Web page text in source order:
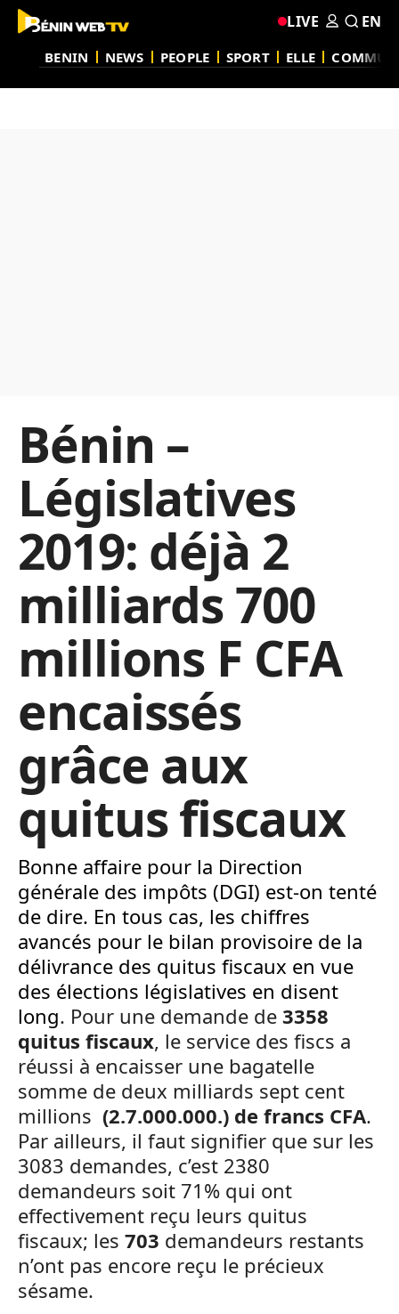
BENIN NEWS PEOPLE SPORT ELLE
LIVE EN
Bénin –
Législatives
2019: déjà 2
milliards 700
millions F CFA
encaissés
grâce aux
quitus fiscaux
Bonne affaire pour la Direction
générale des impôts (DGI) est-on tenté
de dire. En tous cas, les chiffres
avancés pour le bilan provisoire de la
délivrance des quitus fiscaux en vue
des élections législatives en disent
long. Pour une demande de 3358
quitus fiscaux, le service des fiscs a
réussi à encaisser une bagatelle
somme de deux milliards sept cent
millions (2.7.000.000.) de francs CFA.
Par ailleurs, il faut signifier que sur les
3083 demandes, c’est 2380
demandeurs soit 71% qui ont
effectivement reçu leurs quitus
fiscaux; les 703 demandeurs restants
n’ont pas encore reçu le précieux
sésame.